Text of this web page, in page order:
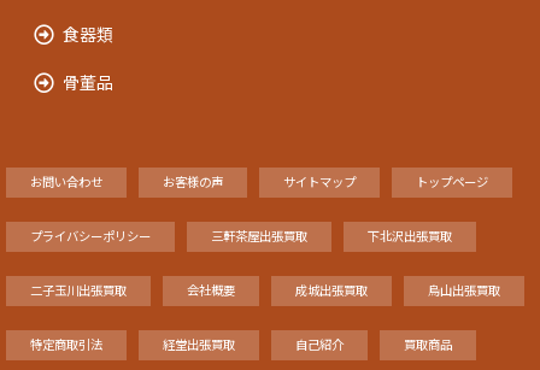
食器類
骨董品
お問い合わせ お客様の声 サイトマップ トップページ
プライバシーポリシー 三軒茶屋出張買取 下北沢出張買取
二子玉川出張買取 会社概要 成城出張買取 烏山出張買取
特定商取引法 経堂出張買取 自己紹介 買取商品